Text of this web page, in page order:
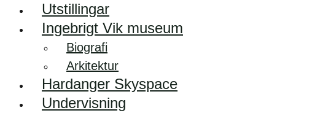
Utstillingar
Ingebrigt Vik museum
Biografi
Arkitektur
Hardanger Skyspace
Undervisning